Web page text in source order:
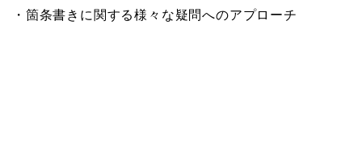
・箇条書きに関する様々な疑問へのアプローチ